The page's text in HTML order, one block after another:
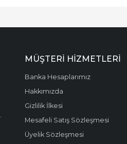
MÜŞTERI HIZMETLERI
Banka Hesaplarımız
Hakkımızda
Gizlilik İlkesi
Mesafeli Satış Sözleşmesi
Üyelik Sözleşmesi